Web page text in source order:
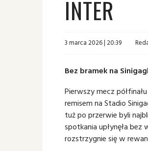
INTER
3 marca 2026 | 20:39
Bez bramek na
Pierwszy mecz
remisem na Stadio
tuż po przerwie byli
spotkania upłynęła
rozstrzygnie się w